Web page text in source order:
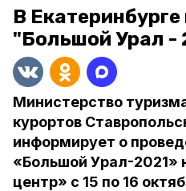
В
"Большой Урал -
Министерство
курортов
информирует о
«Большой Урал-2021»
центр» с 15 по 16